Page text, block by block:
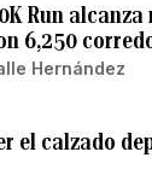
Run alcanza
6,250
Hernández
el calzado